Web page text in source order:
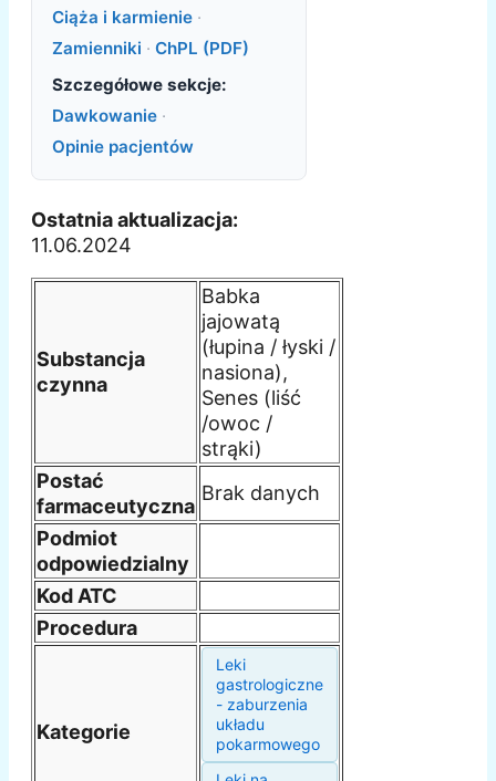
Ciąża i karmienie ·
Zamienniki · ChPL (PDF)
Szczegółowe sekcje:
Dawkowanie ·
Opinie pacjentów
Ostatnia aktualizacja:
11.06.2024
Substancja
czynna
Babka
jajowatą
(łupina / łyski /
nasiona),
Senes (liść
/owoc /
strąki)
Postać
farmaceutyczna
Brak danych
Podmiot
odpowiedzialny
Kod ATC
Procedura
Kategorie
Leki
gastrologiczne
- zaburzenia
układu
pokarmowego